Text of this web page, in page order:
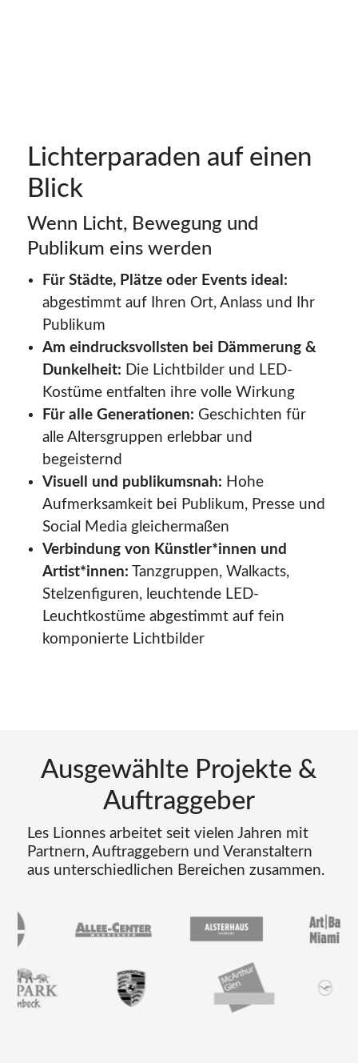
Lichterparaden auf einen
Blick
Wenn Licht, Bewegung und
Publikum eins werden
Für Städte, Plätze oder Events ideal:
abgestimmt auf Ihren Ort, Anlass und Ihr
Publikum
Am eindrucksvollsten bei Dämmerung &
Dunkelheit: Die Lichtbilder und LED-
Kostüme entfalten ihre volle Wirkung
Für alle Generationen: Geschichten für
alle Altersgruppen erlebbar und
begeisternd
Visuell und publikumsnah: Hohe
Aufmerksamkeit bei Publikum, Presse und
Social Media gleichermaßen
Verbindung von Künstler*innen und
Artist*innen: Tanzgruppen, Walkacts,
Stelzenfiguren, leuchtende LED-
Leuchtkostüme abgestimmt auf fein
komponierte Lichtbilder
Ausgewählte Projekte &
Auftraggeber
Les Lionnes arbeitet seit vielen Jahren mit
Partnern, Auftraggebern und Veranstaltern
aus unterschiedlichen Bereichen zusammen.